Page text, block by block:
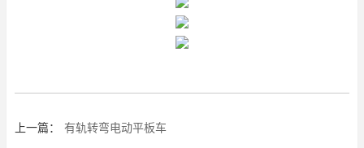
上一篇： 有轨转弯电动平板车